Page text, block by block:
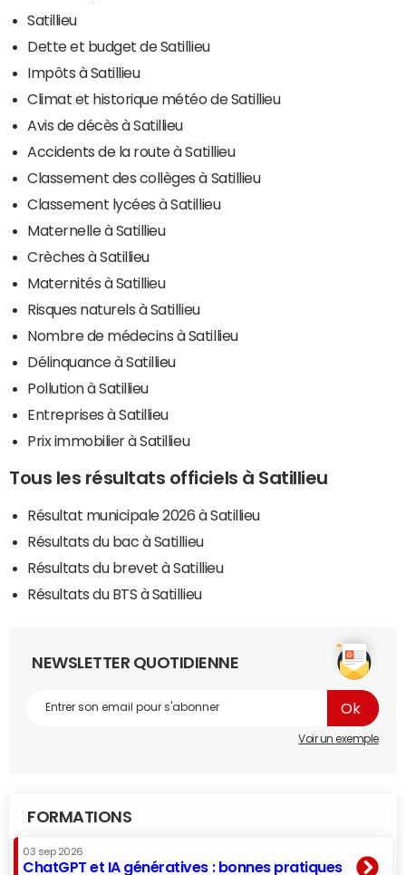
Satillieu
Dette et budget de Satillieu
Impôts à Satillieu
Climat et historique météo de Satillieu
Avis de décès à Satillieu
Accidents de la route à Satillieu
Classement des collèges à Satillieu
Classement lycées à Satillieu
Maternelle à Satillieu
Crèches à Satillieu
Maternités à Satillieu
Risques naturels à Satillieu
Nombre de médecins à Satillieu
Délinquance à Satillieu
Pollution à Satillieu
Entreprises à Satillieu
Prix immobilier à Satillieu
Tous les résultats officiels à Satillieu
Résultat municipale 2026 à Satillieu
Résultats du bac à Satillieu
Résultats du brevet à Satillieu
Résultats du BTS à Satillieu
NEWSLETTER QUOTIDIENNE
Voir un exemple
FORMATIONS
03 sep 2026
ChatGPT et IA génératives : bonnes pratiques